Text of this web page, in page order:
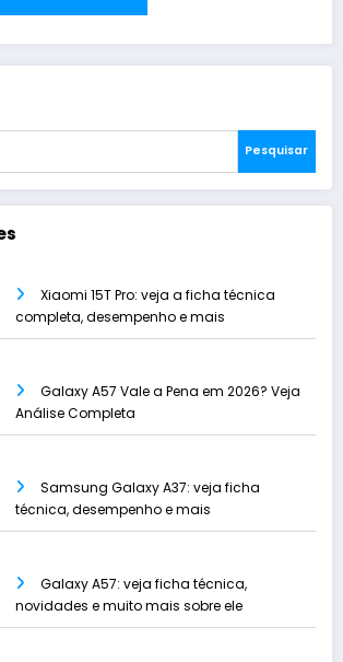
Pesquisar
Xiaomi 15T Pro: veja a ficha técnica
completa, desempenho e mais
Galaxy A57 Vale a Pena em 2026? Veja
Análise Completa
Samsung Galaxy A37: veja ficha
técnica, desempenho e mais
Galaxy A57: veja ficha técnica,
novidades e muito mais sobre ele